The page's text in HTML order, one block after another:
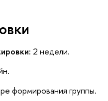
2 недели.
формирования группы.